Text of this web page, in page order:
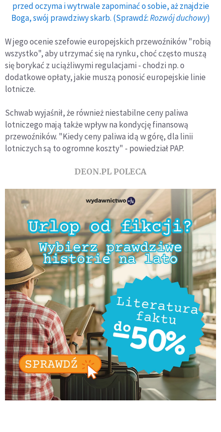
przed oczyma i wytrwale zapominać o sobie, aż znajdzie
Boga, swój prawdziwy skarb. (Sprawdź:Rozwój duchowy)
W jego ocenie szefowie europejskich przewoźników "robią
wszystko", aby utrzymać się na rynku, choć często muszą
się borykać z uciążliwymi regulacjami - chodzi np. o
dodatkowe opłaty, jakie muszą ponosić europejskie linie
lotnicze.
Schwab wyjaśnił, że również niestabilne ceny paliwa
lotniczego mają także wpływ na kondycję finansową
przewoźników. "Kiedy ceny paliwa idą w górę, dla linii
lotniczych są to ogromne koszty" - powiedział PAP.
DEON.PL POLECA